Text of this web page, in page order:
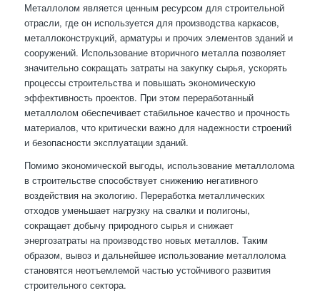
Металлолом является ценным ресурсом для строительной
отрасли, где он используется для производства каркасов,
металлоконструкций, арматуры и прочих элементов зданий и
сооружений. Использование вторичного металла позволяет
значительно сокращать затраты на закупку сырья, ускорять
процессы строительства и повышать экономическую
эффективность проектов. При этом переработанный
металлолом обеспечивает стабильное качество и прочность
материалов, что критически важно для надежности строений
и безопасности эксплуатации зданий.
Помимо экономической выгоды, использование металлолома
в строительстве способствует снижению негативного
воздействия на экологию. Переработка металлических
отходов уменьшает нагрузку на свалки и полигоны,
сокращает добычу природного сырья и снижает
энергозатраты на производство новых металлов. Таким
образом, вывоз и дальнейшее использование металлолома
становятся неотъемлемой частью устойчивого развития
строительного сектора.